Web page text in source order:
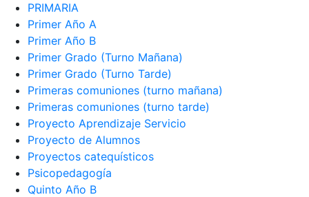
PRIMARIA
Primer Año A
Primer Año B
Primer Grado (Turno Mañana)
Primer Grado (Turno Tarde)
Primeras comuniones (turno mañana)
Primeras comuniones (turno tarde)
Proyecto Aprendizaje Servicio
Proyecto de Alumnos
Proyectos catequísticos
Psicopedagogía
Quinto Año B